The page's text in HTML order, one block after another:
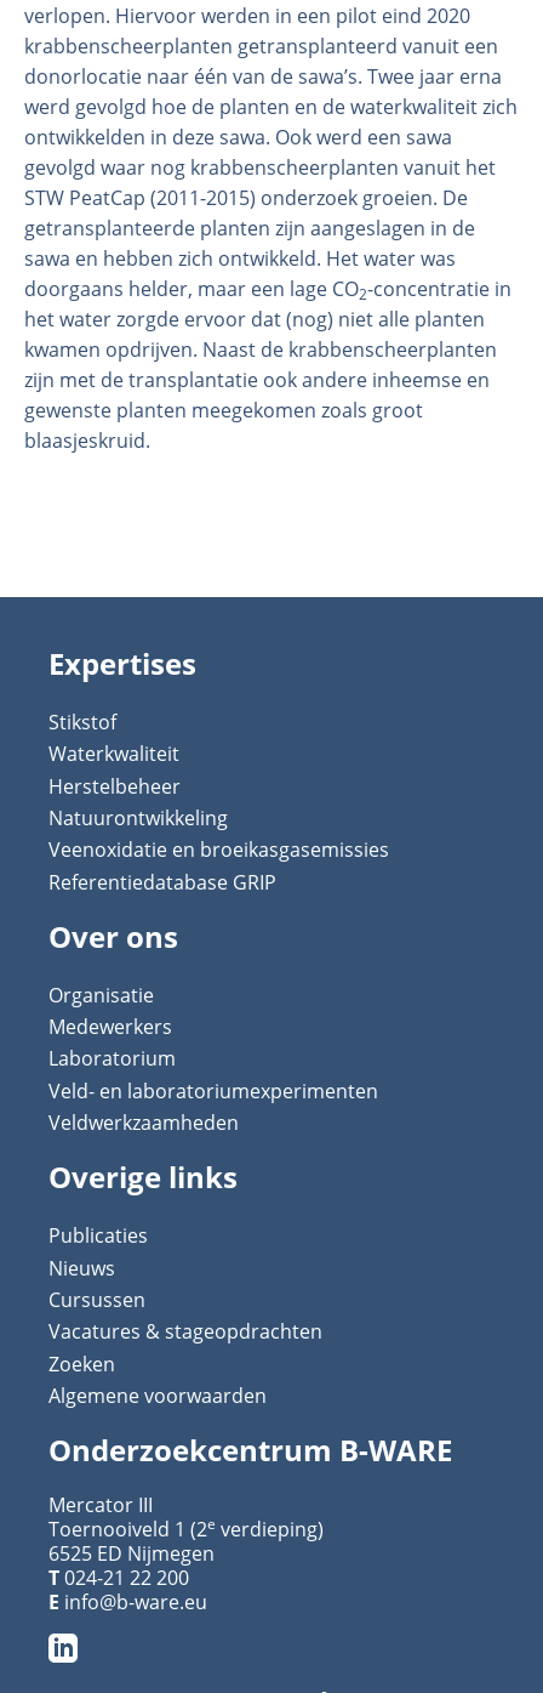
verlopen. Hiervoor werden in een pilot eind 2020
krabbenscheerplanten getransplanteerd vanuit een
donorlocatie naar één van de sawa’s. Twee jaar erna
werd gevolgd hoe de planten en de waterkwaliteit zich
ontwikkelden in deze sawa. Ook werd een sawa
gevolgd waar nog krabbenscheerplanten vanuit het
STW PeatCap (2011-2015) onderzoek groeien. De
getransplanteerde planten zijn aangeslagen in de
sawa en hebben zich ontwikkeld. Het water was
doorgaans helder, maar een lage CO2-concentratie in
het water zorgde ervoor dat (nog) niet alle planten
kwamen opdrijven. Naast de krabbenscheerplanten
zijn met de transplantatie ook andere inheemse en
gewenste planten meegekomen zoals groot
blaasjeskruid.
Expertises
Stikstof
Waterkwaliteit
Herstelbeheer
Natuurontwikkeling
Veenoxidatie en broeikasgasemissies
Referentiedatabase GRIP
Over ons
Organisatie
Medewerkers
Laboratorium
Veld- en laboratoriumexperimenten
Veldwerkzaamheden
Overige links
Publicaties
Nieuws
Cursussen
Vacatures & stageopdrachten
Zoeken
Algemene voorwaarden
Onderzoekcentrum B-WARE
Mercator III
Toernooiveld 1 (2e verdieping)
6525 ED Nijmegen
T024-21 22 200
E info@b-ware.eu